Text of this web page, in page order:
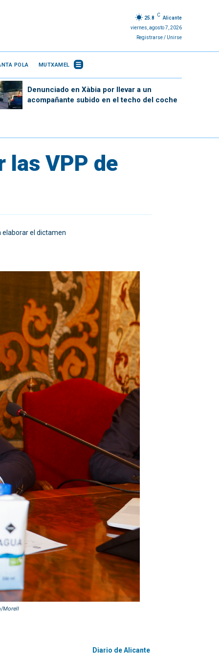
25.8
C
Alicante
viernes, agosto 7, 2026
Registrarse / Unirse
POLA MUTXAMEL
Denunciado en Xàbia por llevar a un
acompañante subido en el techo del coche
las VPP de
elaborar el dictamen
Morell
Diario de Alicante